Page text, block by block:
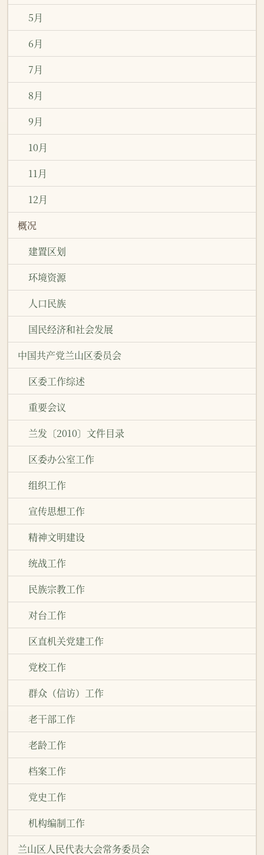
5月
6月
7月
8月
9月
10月
11月
12月
概况
建置区划
环境资源
人口民族
国民经济和社会发展
中国共产党兰山区委员会
区委工作综述
重要会议
兰发〔2010〕文件目录
区委办公室工作
组织工作
宣传思想工作
精神文明建设
统战工作
民族宗教工作
对台工作
区直机关党建工作
党校工作
群众（信访）工作
老干部工作
老龄工作
档案工作
党史工作
机构编制工作
兰山区人民代表大会常务委员会